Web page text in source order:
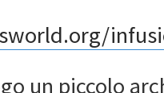
un piccolo